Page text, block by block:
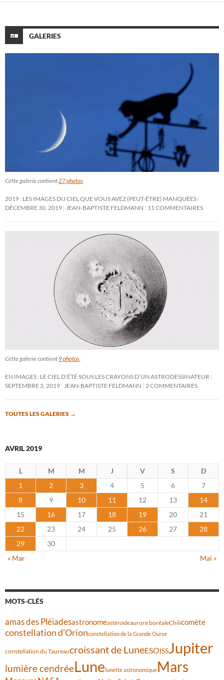
GALERIES
Cette galerie contient 27 photos
2019 : LES IMAGES DU CIEL QUE VOUS AVEZ (PEUT-ÊTRE) MANQUÉES
DÉCEMBRE 30, 2019
JEAN-BAPTISTE FELDMANN 11 COMMENTAIRES
Cette galerie contient 9 photos
EN IMAGES : LE CIEL D’ÉTÉ SOUS LES CRAYONS D’UN ASTRODESSINATEUR
SEPTEMBRE 3, 2019
JEAN-BAPTISTE FELDMANN 2 COMMENTAIRES
TOUTES LES GALERIES →
AVRIL 2019
L M M J V S
D
1
2 3 4 5 6
7
8
9 10 11 12 13
14
15
16 17 18 19 20
21
22
23 24 25 26 27
28
29
30
« Mar
Mai »
MOTS-CLÉS
amas des Pléiadesastronomeastéroïdeaurore boréaleChilicomète
constellation d'Orionconstellation de la Grande Ourse
constellation du Taureaucroissant de LuneESOISSJupiter
lumière cendréeLunelunette astronomiqueMars